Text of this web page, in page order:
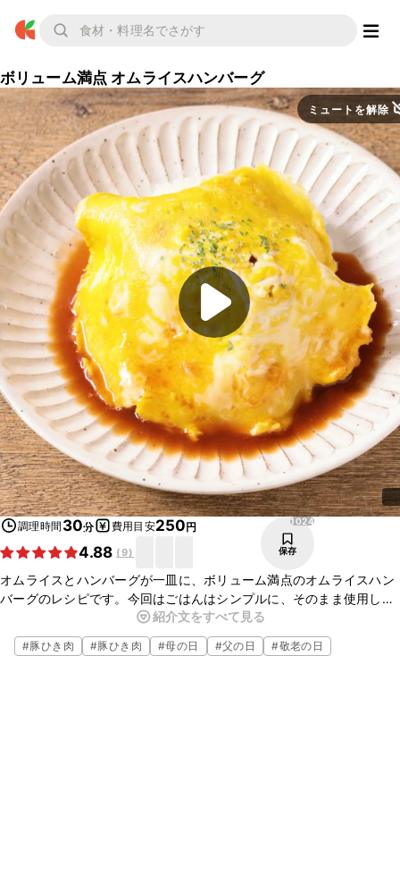
ボリューム満点 オムライスハンバーグ
ミュートを解除
調理時間 30分 費用目安250円
4.88 (9)
1024
保存
オムライスとハンバーグが一皿に、ボリューム満点のオムライスハン
バーグのレシピです。今回はごはんはシンプルに、そのまま使用しま
したが、バターライスにしてもおいしくいただけますよ。ぜひ作って
みてくださいね。
紹介文をすべて見る
#豚ひき肉 #豚ひき肉 #母の日 #父の日 #敬老の日